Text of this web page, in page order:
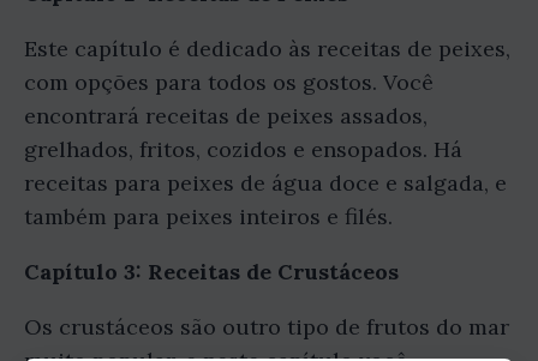
Este capítulo é dedicado às receitas de peixes,
com opções para todos os gostos. Você
encontrará receitas de peixes assados,
grelhados, fritos, cozidos e ensopados. Há
receitas para peixes de água doce e salgada, e
também para peixes inteiros e filés.
Capítulo 3: Receitas de Crustáceos
Os crustáceos são outro tipo de frutos do mar